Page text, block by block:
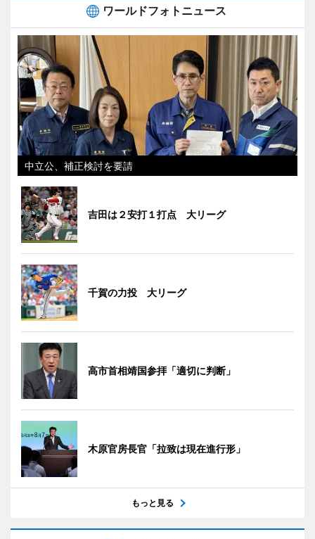
ワールドフォトニュース
中立公、補正検討を要請
吉田は２安打１打点 大リーグ
千賀の力投 大リーグ
高市首相靖国参拝「適切に判断」
木原官房長官「拉致は現在進行形」
もっと見る